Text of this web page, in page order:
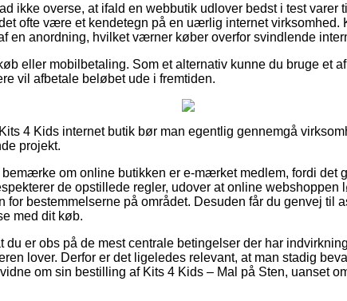
ikke overse, at ifald en webbutik udlover bedst i test varer
ofte være et kendetegn på en uærlig internet virksomhed.
en anordning, hvilket værner køber overfor svindlende
eller mobilbetaling. Som et alternativ kunne du bruge et
vil afbetale beløbet ude i fremtiden.
4 Kids internet butik bør man egentlig gennemgå
projekt.
bemærke om online butikken er e-mærket medlem, fordi det
de opstillede regler, udover at online webshoppen
for bestemmelserne på området. Desuden får du genvej til
med dit køb.
du er obs på de mest centrale betingelser der har
lover. Derfor er det ligeledes relevant, at man stadig
om sin bestilling af Kits 4 Kids – Mal på Sten, uanset